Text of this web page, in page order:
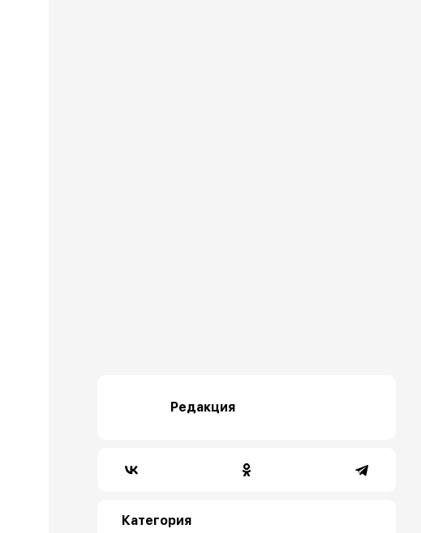
Редакция
Категория